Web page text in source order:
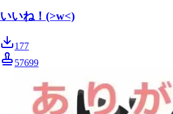
いいね！(>w<)
177
57699